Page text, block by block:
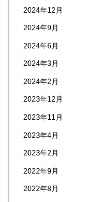
2024年12月
2024年9月
2024年6月
2024年3月
2024年2月
2023年12月
2023年11月
2023年4月
2023年2月
2022年9月
2022年8月